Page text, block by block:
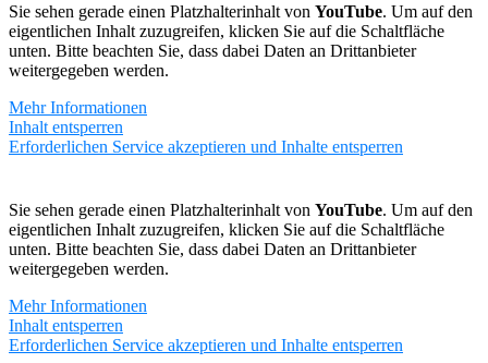
Sie sehen gerade einen Platzhalterinhalt von YouTube. Um auf den
eigentlichen Inhalt zuzugreifen, klicken Sie auf die Schaltfläche
unten. Bitte beachten Sie, dass dabei Daten an Drittanbieter
weitergegeben werden.
Mehr Informationen
Inhalt entsperren
Erforderlichen Service akzeptieren und Inhalte entsperren
Sie sehen gerade einen Platzhalterinhalt von YouTube. Um auf den
eigentlichen Inhalt zuzugreifen, klicken Sie auf die Schaltfläche
unten. Bitte beachten Sie, dass dabei Daten an Drittanbieter
weitergegeben werden.
Mehr Informationen
Inhalt entsperren
Erforderlichen Service akzeptieren und Inhalte entsperren